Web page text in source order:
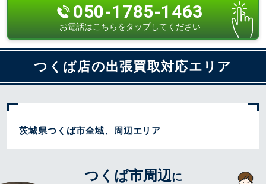
050-1785-1463
お電話はこちらをタップしてください
つくば店の出張買取対応エリア
茨城県つくば市全域、周辺エリア
つくば市周辺に